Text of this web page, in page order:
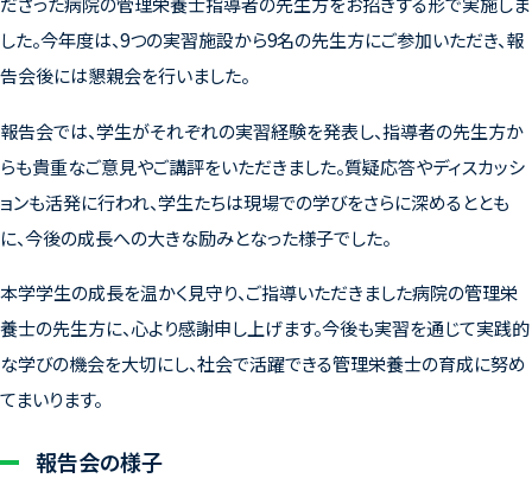
した。今年度は、9つの実習施設から9名の先生方にご参加いただき、報
告会後には懇親会を行いました。
報告会では、学生がそれぞれの実習経験を発表し、指導者の先生方か
らも貴重なご意見やご講評をいただきました。質疑応答やディスカッシ
ョンも活発に行われ、学生たちは現場での学びをさらに深めるととも
に、今後の成長への大きな励みとなった様子でした。
本学学生の成長を温かく見守り、ご指導いただきました病院の管理栄
養士の先生方に、心より感謝申し上げます。今後も実習を通じて実践的
な学びの機会を大切にし、社会で活躍できる管理栄養士の育成に努め
てまいります。
報告会の様子